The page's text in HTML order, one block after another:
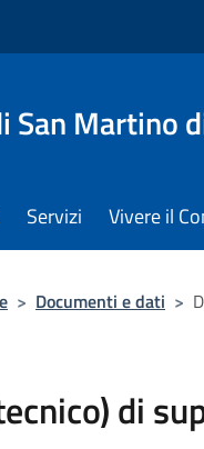
San Martino
Servizi Vivere il
> Documenti e dati >
di